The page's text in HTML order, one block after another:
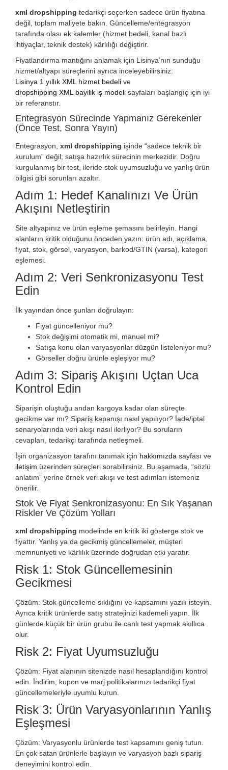
xml dropshipping tedarikçi seçerken sadece ürün fiyatına
değil, toplam maliyete bakın. Güncelleme/entegrasyon
tarafında olası ek kalemler (hizmet bedeli, kanal bazlı
ihtiyaçlar, teknik destek) kârlılığı değiştirir.
Fiyatlandırma mantığını anlamak için Lisinya’nın sunduğu
hizmet/altyapı süreçlerini ayrıca inceleyebilirsiniz:
Lisinya 1 yıllık XML hizmet bedeli ve
dropshipping XML bayilik iş modeli sayfaları başlangıç için iyi
bir referanstır.
Entegrasyon Sürecinde Yapmanız Gerekenler
(Önce Test, Sonra Yayın)
Entegrasyon, xml dropshipping işinde “sadece teknik bir
kurulum” değil; satışa hazırlık sürecinin merkezidir. Doğru
kurgulanmış bir test, ileride stok uyumsuzluğu ve yanlış ürün
bilgisi gibi sorunları azaltır.
Adım 1: Hedef Kanalınızı Ve Ürün
Akışını Netleştirin
Site altyapınız ve ürün eşleme şemasını belirleyin. Hangi
alanların kritik olduğunu önceden yazın: ürün adı, açıklama,
fiyat, stok, görsel, varyasyon, barkod/GTIN (varsa), kategori
eşlemesi.
Adım 2: Veri Senkronizasyonu Test
Edin
İlk yayından önce şunları doğrulayın:
Fiyat güncelleniyor mu?
Stok değişimi otomatik mi, manuel mi?
Satışa konu olan varyasyonlar düzgün listeleniyor mu?
Görseller doğru ürünle eşleşiyor mu?
Adım 3: Sipariş Akışını Uçtan Uca
Kontrol Edin
Siparişin oluştuğu andan kargoya kadar olan süreçte
gecikme var mı? Sipariş kapanışı nasıl yapılıyor? İade/iptal
senaryolarında veri akışı nasıl ilerliyor? Bu soruların
cevapları, tedarikçi tarafında netleşmeli.
İşin organizasyon tarafını tanımak için hakkımızda sayfası ve
iletişim üzerinden süreçleri sorabilirsiniz. Bu aşamada, “sözlü
anlatım” yerine örnek veri akışı ve test adımları istemeniz
önerilir.
Stok Ve Fiyat Senkronizasyonu: En Sık Yaşanan
Riskler Ve Çözüm Yolları
xml dropshipping modelinde en kritik iki gösterge stok ve
fiyattır. Yanlış ya da gecikmiş güncellemeler, müşteri
memnuniyeti ve kârlılık üzerinde doğrudan etki yaratır.
Risk 1: Stok Güncellemesinin
Gecikmesi
Çözüm: Stok güncelleme sıklığını ve kapsamını yazılı isteyin.
Ayrıca kritik ürünlerde satış stratejinizi kademeli yapın. İlk
günlerde küçük bir ürün grubu ile canlı test yapmak akıllıca
olur.
Risk 2: Fiyat Uyumsuzluğu
Çözüm: Fiyat alanının sitenizde nasıl hesaplandığını kontrol
edin. İndirim, kupon ve marj politikalarınızı tedarikçi fiyat
güncellemeleriyle uyumlu kurun.
Risk 3: Ürün Varyasyonlarının Yanlış
Eşleşmesi
Çözüm: Varyasyonlu ürünlerde test kapsamını geniş tutun.
En çok satan ürünlerle başlayın ve varyasyon bazlı sipariş
deneyimini kontrol edin.